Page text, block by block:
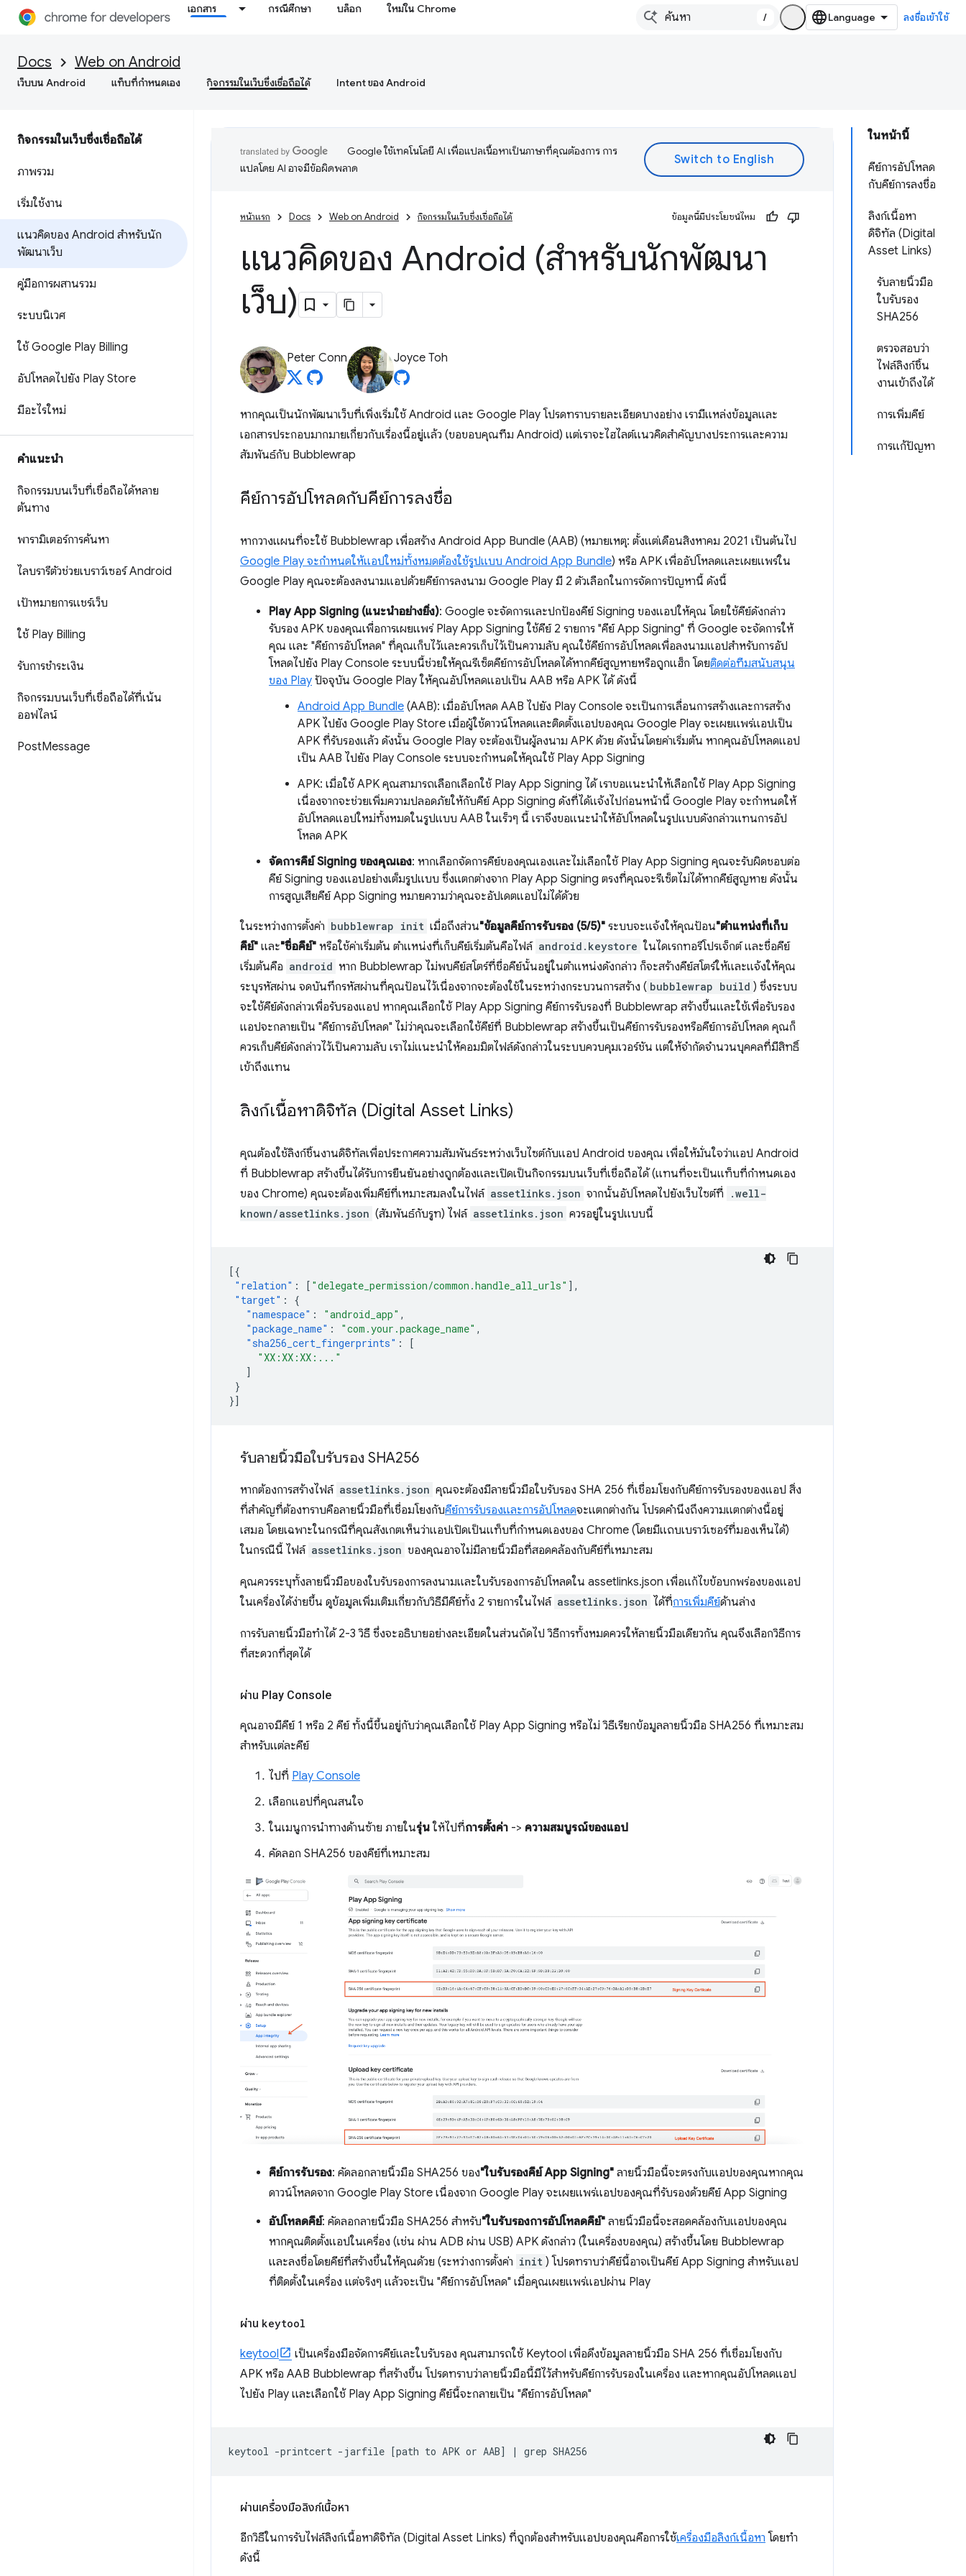
เอกสาร กรณีศึกษา บล็อก ใหม่ใน Chrome
/ ลงชื่อเข้าใช้
Docs Web on Android
เว็บบน Android แท็บที่กำหนดเอง กิจกรรมในเว็บซึ่งเชื่อถือได้ Intent ของ Android
กิจกรรมในเว็บซึ่งเชื่อถือได้
ภาพรวม
เริ่มใช้งาน
แนวคิดของ Android สำหรับนัก
พัฒนาเว็บ
คู่มือการผสานรวม
ระบบนิเวศ
ใช้ Google Play Billing
อัปโหลดไปยัง Play Store
มีอะไรใหม่
คำแนะนำ
กิจกรรมบนเว็บที่เชื่อถือได้หลาย
ต้นทาง
พารามิเตอร์การค้นหา
ไลบรารีตัวช่วยเบราว์เซอร์ Android
เป้าหมายการแชร์เว็บ
ใช้ Play Billing
รับการชำระเงิน
กิจกรรมบนเว็บที่เชื่อถือได้ที่เน้น
ออฟไลน์
PostMessage
ในหน้านี้
คีย์การอัปโหลด
กับคีย์การลงชื่อ
ลิงก์เนื้อหา
ดิจิทัล (Digital
Asset Links)
รับลายนิ้วมือ
ใบรับรอง
SHA256
ตรวจสอบว่า
ไฟล์ลิงก์ชิ้น
งานเข้าถึงได้
การเพิ่มคีย์
การแก้ปัญหา
Google ใช้เทคโนโลยี AI เพื่อแปลเนื้อหาเป็นภาษาที่คุณต้องการ การ
แปลโดย AI อาจมีข้อผิดพลาด
หน้าแรก Docs Web on Android กิจกรรมในเว็บซึ่งเชื่อถือได้ ข้อมูลนี้มีประโยชน์ไหม
แนวคิดของ Android (สำหรับนักพัฒนา
เว็บ)
Peter Conn Joyce Toh
หากคุณเป็นนักพัฒนาเว็บที่เพิ่งเริ่มใช้ Android และ Google Play โปรดทราบรายละเอียดบางอย่าง เรามีแหล่งข้อมูลและ
เอกสารประกอบมากมายเกี่ยวกับเรื่องนี้อยู่แล้ว (ขอขอบคุณทีม Android) แต่เราจะไฮไลต์แนวคิดสําคัญบางประการและความ
สัมพันธ์กับ Bubblewrap
คีย์การอัปโหลดกับคีย์การลงชื่อ
หากวางแผนที่จะใช้ Bubblewrap เพื่อสร้าง Android App Bundle (AAB) (หมายเหตุ: ตั้งแต่เดือนสิงหาคม 2021 เป็นต้นไป
Google Play จะกำหนดให้แอปใหม่ทั้งหมดต้องใช้รูปแบบ Android App Bundle) หรือ APK เพื่ออัปโหลดและเผยแพร่ใน
Google Play คุณจะต้องลงนามแอปด้วยคีย์การลงนาม Google Play มี 2 ตัวเลือกในการจัดการปัญหานี้ ดังนี้
Play App Signing (แนะนำอย่างยิ่ง): Google จะจัดการและปกป้องคีย์ Signing ของแอปให้คุณ โดยใช้คีย์ดังกล่าว
รับรอง APK ของคุณเพื่อการเผยแพร่ Play App Signing ใช้คีย์ 2 รายการ "คีย์ App Signing" ที่ Google จะจัดการให้
คุณ และ "คีย์การอัปโหลด" ที่คุณเก็บไว้และควรเก็บไว้เป็นความลับ คุณใช้คีย์การอัปโหลดเพื่อลงนามแอปสำหรับการอัป
โหลดไปยัง Play Console ระบบนี้ช่วยให้คุณรีเซ็ตคีย์การอัปโหลดได้หากคีย์สูญหายหรือถูกแฮ็ก โดยติดต่อทีมสนับสนุน
ของ Play ปัจจุบัน Google Play ให้คุณอัปโหลดแอปเป็น AAB หรือ APK ได้ ดังนี้
Android App Bundle (AAB): เมื่ออัปโหลด AAB ไปยัง Play Console จะเป็นการเลื่อนการสร้างและการสร้าง
APK ไปยัง Google Play Store เมื่อผู้ใช้ดาวน์โหลดและติดตั้งแอปของคุณ Google Play จะเผยแพร่แอปเป็น
APK ที่รับรองแล้ว ดังนั้น Google Play จะต้องเป็นผู้ลงนาม APK ด้วย ดังนั้นโดยค่าเริ่มต้น หากคุณอัปโหลดแอป
เป็น AAB ไปยัง Play Console ระบบจะกำหนดให้คุณใช้ Play App Signing
APK: เมื่อใช้ APK คุณสามารถเลือกเลือกใช้ Play App Signing ได้ เราขอแนะนำให้เลือกใช้ Play App Signing
เนื่องจากจะช่วยเพิ่มความปลอดภัยให้กับคีย์ App Signing ดังที่ได้แจ้งไปก่อนหน้านี้ Google Play จะกำหนดให้
อัปโหลดแอปใหม่ทั้งหมดในรูปแบบ AAB ในเร็วๆ นี้ เราจึงขอแนะนำให้อัปโหลดในรูปแบบดังกล่าวแทนการอัป
โหลด APK
จัดการคีย์ Signing ของคุณเอง: หากเลือกจัดการคีย์ของคุณเองและไม่เลือกใช้ Play App Signing คุณจะรับผิดชอบต่อ
คีย์ Signing ของแอปอย่างเต็มรูปแบบ ซึ่งแตกต่างจาก Play App Signing ตรงที่คุณจะรีเซ็ตไม่ได้หากคีย์สูญหาย ดังนั้น
การสูญเสียคีย์ App Signing หมายความว่าคุณจะอัปเดตแอปไม่ได้ด้วย
ในระหว่างการตั้งค่า bubblewrap init เมื่อถึงส่วน"ข้อมูลคีย์การรับรอง (5/5)" ระบบจะแจ้งให้คุณป้อน"ตำแหน่งที่เก็บ
คีย์" และ"ชื่อคีย์" หรือใช้ค่าเริ่มต้น ตำแหน่งที่เก็บคีย์เริ่มต้นคือไฟล์ android.keystore ในไดเรกทอรีโปรเจ็กต์ และชื่อคีย์
เริ่มต้นคือ android หาก Bubblewrap ไม่พบคีย์สโตร์ที่ชื่อคีย์นั้นอยู่ในตำแหน่งดังกล่าว ก็จะสร้างคีย์สโตร์ให้และแจ้งให้คุณ
ระบุรหัสผ่าน จดบันทึกรหัสผ่านที่คุณป้อนไว้เนื่องจากจะต้องใช้ในระหว่างกระบวนการสร้าง ( bubblewrap build ) ซึ่งระบบ
จะใช้คีย์ดังกล่าวเพื่อรับรองแอป หากคุณเลือกใช้ Play App Signing คีย์การรับรองที่ Bubblewrap สร้างขึ้นและใช้เพื่อรับรอง
แอปจะกลายเป็น "คีย์การอัปโหลด" ไม่ว่าคุณจะเลือกใช้คีย์ที่ Bubblewrap สร้างขึ้นเป็นคีย์การรับรองหรือคีย์การอัปโหลด คุณก็
ควรเก็บคีย์ดังกล่าวไว้เป็นความลับ เราไม่แนะนำให้คอมมิตไฟล์ดังกล่าวในระบบควบคุมเวอร์ชัน แต่ให้จำกัดจำนวนบุคคลที่มีสิทธิ์
เข้าถึงแทน
ลิงก์เนื้อหาดิจิทัล (Digital Asset Links)
คุณต้องใช้ลิงก์ชิ้นงานดิจิทัลเพื่อประกาศความสัมพันธ์ระหว่างเว็บไซต์กับแอป Android ของคุณ เพื่อให้มั่นใจว่าแอป Android
ที่ Bubblewrap สร้างขึ้นได้รับการยืนยันอย่างถูกต้องและเปิดเป็นกิจกรรมบนเว็บที่เชื่อถือได้ (แทนที่จะเป็นแท็บที่กำหนดเอง
ของ Chrome) คุณจะต้องเพิ่มคีย์ที่เหมาะสมลงในไฟล์ assetlinks.json จากนั้นอัปโหลดไปยังเว็บไซต์ที่
.well-
known/assetlinks.json (สัมพันธ์กับรูท) ไฟล์ assetlinks.json ควรอยู่ในรูปแบบนี้
[{
"relation" : [ "delegate_permission/common.handle_all_urls" ],
"target" :
{
"namespace" : "android_app" ,
"package_name" : "com.your.package_name" ,
"sha256_cert_fingerprints" :
[
"XX:XX:XX:..."
]
}
}]
รับลายนิ้วมือใบรับรอง SHA256
หากต้องการสร้างไฟล์ assetlinks.json คุณจะต้องมีลายนิ้วมือใบรับรอง SHA 256 ที่เชื่อมโยงกับคีย์การรับรองของแอป สิ่ง
ที่สำคัญที่ต้องทราบคือลายนิ้วมือที่เชื่อมโยงกับคีย์การรับรองและการอัปโหลดจะแตกต่างกัน โปรดคำนึงถึงความแตกต่างนี้อยู่
เสมอ โดยเฉพาะในกรณีที่คุณสังเกตเห็นว่าแอปเปิดเป็นแท็บที่กำหนดเองของ Chrome (โดยมีแถบเบราว์เซอร์ที่มองเห็นได้)
ในกรณีนี้ ไฟล์ assetlinks.json ของคุณอาจไม่มีลายนิ้วมือที่สอดคล้องกับคีย์ที่เหมาะสม
คุณควรระบุทั้งลายนิ้วมือของใบรับรองการลงนามและใบรับรองการอัปโหลดใน assetlinks.json เพื่อแก้ไขข้อบกพร่องของแอป
ในเครื่องได้ง่ายขึ้น ดูข้อมูลเพิ่มเติมเกี่ยวกับวิธีมีคีย์ทั้ง 2 รายการในไฟล์ assetlinks.json ได้ที่การเพิ่มคีย์ด้านล่าง
การรับลายนิ้วมือทำได้ 2-3 วิธี ซึ่งจะอธิบายอย่างละเอียดในส่วนถัดไป วิธีการทั้งหมดควรให้ลายนิ้วมือเดียวกัน คุณจึงเลือกวิธีการ
ที่สะดวกที่สุดได้
ผ่าน Play Console
คุณอาจมีคีย์ 1 หรือ 2 คีย์ ทั้งนี้ขึ้นอยู่กับว่าคุณเลือกใช้ Play App Signing หรือไม่ วิธีเรียกข้อมูลลายนิ้วมือ SHA256 ที่เหมาะสม
สำหรับแต่ละคีย์
ไปที่ Play Console
เลือกแอปที่คุณสนใจ
ในเมนูการนำทางด้านซ้าย ภายในรุ่น ให้ไปที่การตั้งค่า -> ความสมบูรณ์ของแอป
คัดลอก SHA256 ของคีย์ที่เหมาะสม
คีย์การรับรอง: คัดลอกลายนิ้วมือ SHA256 ของ"ใบรับรองคีย์ App Signing" ลายนิ้วมือนี้จะตรงกับแอปของคุณหากคุณ
ดาวน์โหลดจาก Google Play Store เนื่องจาก Google Play จะเผยแพร่แอปของคุณที่รับรองด้วยคีย์ App Signing
อัปโหลดคีย์: คัดลอกลายนิ้วมือ SHA256 สำหรับ"ใบรับรองการอัปโหลดคีย์" ลายนิ้วมือนี้จะสอดคล้องกับแอปของคุณ
หากคุณติดตั้งแอปในเครื่อง (เช่น ผ่าน ADB ผ่าน USB) APK ดังกล่าว (ในเครื่องของคุณ) สร้างขึ้นโดย Bubblewrap
และลงชื่อโดยคีย์ที่สร้างขึ้นให้คุณด้วย (ระหว่างการตั้งค่า init ) โปรดทราบว่าคีย์นี้อาจเป็นคีย์ App Signing สําหรับแอป
ที่ติดตั้งในเครื่อง แต่จริงๆ แล้วจะเป็น "คีย์การอัปโหลด" เมื่อคุณเผยแพร่แอปผ่าน Play
ผ่าน keytool
keytool
เป็นเครื่องมือจัดการคีย์และใบรับรอง คุณสามารถใช้ Keytool เพื่อดึงข้อมูลลายนิ้วมือ SHA 256 ที่เชื่อมโยงกับ
APK หรือ AAB Bubblewrap ที่สร้างขึ้น โปรดทราบว่าลายนิ้วมือนี้มีไว้สำหรับคีย์การรับรองในเครื่อง และหากคุณอัปโหลดแอป
ไปยัง Play และเลือกใช้ Play App Signing คีย์นี้จะกลายเป็น "คีย์การอัปโหลด"
keytool -printcert -jarfile [path to APK or AAB] | grep
ผ่านเครื่องมือลิงก์เนื้อหา
อีกวิธีในการรับไฟล์ลิงก์เนื้อหาดิจิทัล (Digital Asset Links) ที่ถูกต้องสำหรับแอปของคุณคือการใช้เครื่องมือลิงก์เนื้อหา โดยทำ
ดังนี้